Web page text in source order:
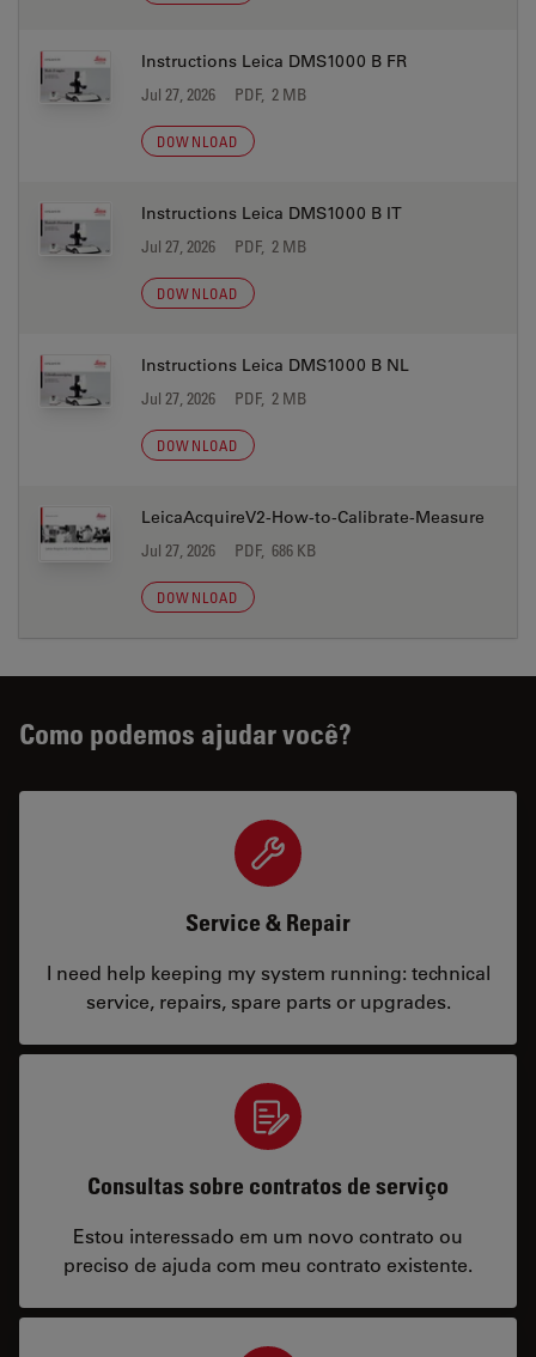
Instructions Leica DMS1000 B FR
Jul 27, 2026 PDF, 2 MB
DOWNLOAD
Instructions Leica DMS1000 B IT
Jul 27, 2026 PDF, 2 MB
DOWNLOAD
Instructions Leica DMS1000 B NL
Jul 27, 2026 PDF, 2 MB
DOWNLOAD
LeicaAcquireV2-How-to-Calibrate-Measure
Jul 27, 2026 PDF, 686 KB
DOWNLOAD
Como podemos ajudar você?
Service & Repair
I need help keeping my system running: technical
service, repairs, spare parts or upgrades.
Consultas sobre contratos de serviço
Estou interessado em um novo contrato ou
preciso de ajuda com meu contrato existente.